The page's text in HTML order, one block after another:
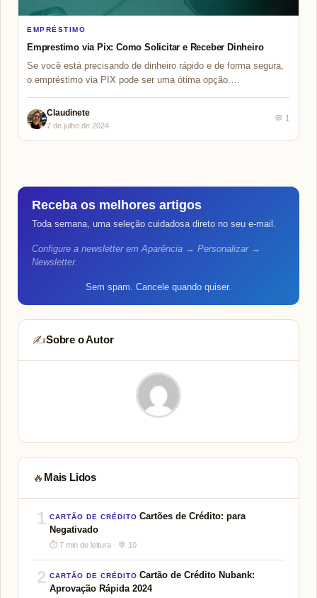
EMPRÉSTIMO
Emprestimo via Pix: Como Solicitar e Receber Dinheiro
Se você está precisando de dinheiro rápido e de forma segura,
o empréstimo via PIX pode ser uma ótima opção.…
Claudinete
7 de julho de 2024
💬 1
Receba os melhores artigos
Toda semana, uma seleção cuidadosa direto no seu e-mail.
Configure a newsletter em Aparência → Personalizar →
Newsletter.
Sem spam. Cancele quando quiser.
✍️Sobre o Autor
🔥 Mais Lidos
1 CARTÃO DE CRÉDITO Cartões de Crédito: para
Negativado
⏱ 7 min de leitura · 💬 10
2 CARTÃO DE CRÉDITO Cartão de Crédito Nubank:
Aprovação Rápida 2024